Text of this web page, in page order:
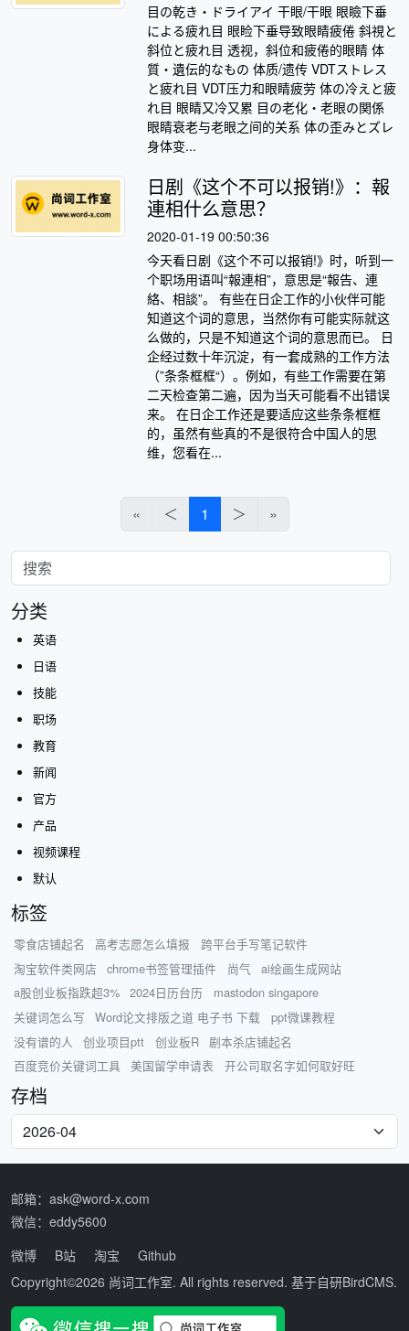
目の乾き・ドライアイ 干眼/干眼 眼瞼下垂
による疲れ目 眼睑下垂导致眼睛疲倦 斜視と
斜位と疲れ目 透视，斜位和疲倦的眼睛 体
質・遺伝的なもの 体质/遗传 VDTストレス
と疲れ目 VDT压力和眼睛疲劳 体の冷えと疲
れ目 眼睛又冷又累 目の老化・老眼の関係
眼睛衰老与老眼之间的关系 体の歪みとズレ
身体变...
日剧《这个不可以报销!》：報
連相什么意思？
2020-01-19 00:50:36
今天看日剧《这个不可以报销!》时，听到一
个职场用语叫“報連相”，意思是“報告、連
絡、相談”。 有些在日企工作的小伙伴可能
知道这个词的意思，当然你有可能实际就这
么做的，只是不知道这个词的意思而已。 日
企经过数十年沉淀，有一套成熟的工作方法
（”条条框框“）。例如，有些工作需要在第
二天检查第二遍，因为当天可能看不出错误
来。 在日企工作还是要适应这些条条框框
的，虽然有些真的不是很符合中国人的思
维，您看在...
« ＜ 1 ＞ »
分类
英语
日语
技能
职场
教育
新闻
官方
产品
视频课程
默认
标签
零食店铺起名 高考志愿怎么填报
跨平台手写笔记软件
淘宝软件类网店
chrome书签管理插件 尚气
ai绘画生成网站
a股创业板指跌超3%
2024日历台历
mastodon singapore
关键词怎么写
Word论文排版之道 电子书 下载
ppt微课教程
没有谱的人
创业项目ptt 创业板R
剧本杀店铺起名
百度竞价关键词工具
美国留学申请表 开公司取名字如何取好旺
存档
邮箱：ask@word-x.com
微信：eddy5600
微博
B站 淘宝
Github
Copyright©2026 尚词工作室. All rights reserved. 基于自研BirdCMS.